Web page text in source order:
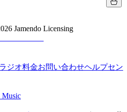
Jamendo Licensing
ジオ料金お問い合わせヘルプセン
Music